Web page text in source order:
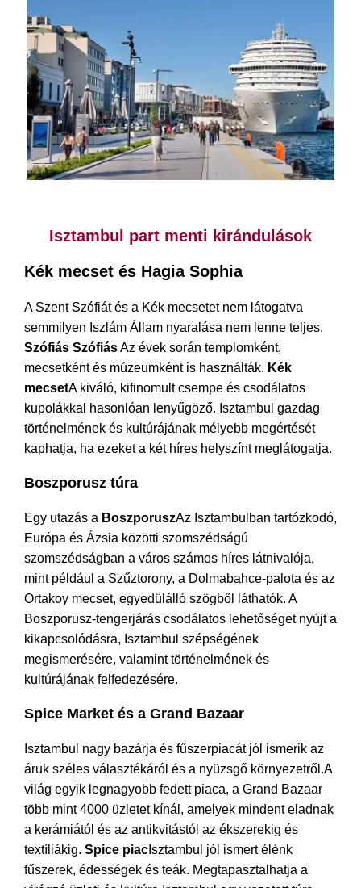
Isztambul part menti kirándulások
Kék mecset és Hagia Sophia
A Szent Szófiát és a Kék mecsetet nem látogatva
semmilyen Iszlám Állam nyaralása nem lenne teljes.
Szófiás SzófiásAz évek során templomként,
mecsetként és múzeumként is használták. Kék
mecsetA kiváló, kifinomult csempe és csodálatos
kupolákkal hasonlóan lenyűgöző. Isztambul gazdag
történelmének és kultúrájának mélyebb megértését
kaphatja, ha ezeket a két híres helyszínt meglátogatja.
Boszporusz túra
Egy utazás a BoszporuszAz Isztambulban tartózkodó,
Európa és Ázsia közötti szomszédságú
szomszédságban a város számos híres látnivalója,
mint például a Szűztorony, a Dolmabahce-palota és az
Ortakoy mecset, egyedülálló szögből láthatók. A
Boszporusz-tengerjárás csodálatos lehetőséget nyújt a
kikapcsolódásra, Isztambul szépségének
megismerésére, valamint történelmének és
kultúrájának felfedezésére.
Spice Market és a Grand Bazaar
Isztambul nagy bazárja és fűszerpiacát jól ismerik az
áruk széles választékáról és a nyüzsgő környezetről.A
világ egyik legnagyobb fedett piaca, a Grand Bazaar
több mint 4000 üzletet kínál, amelyek mindent eladnak
a kerámiától és az antikvitástól az ékszerekig és
textíliákig. Spice piac Isztambul jól ismert élénk
fűszerek, édességek és teák. Megtapasztalhatja a